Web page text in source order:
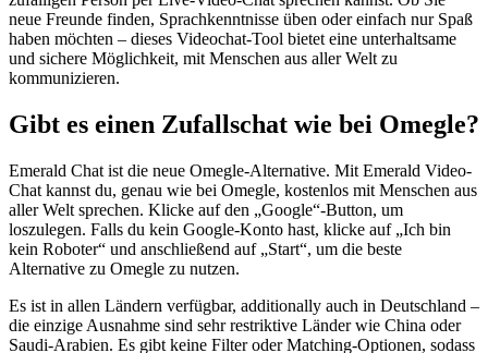
neue Freunde finden, Sprachkenntnisse üben oder einfach nur Spaß
haben möchten – dieses Videochat-Tool bietet eine unterhaltsame
und sichere Möglichkeit, mit Menschen aus aller Welt zu
kommunizieren.
Gibt es einen Zufallschat wie bei Omegle?
Emerald Chat ist die neue Omegle-Alternative. Mit Emerald Video-
Chat kannst du, genau wie bei Omegle, kostenlos mit Menschen aus
aller Welt sprechen. Klicke auf den „Google“-Button, um
loszulegen. Falls du kein Google-Konto hast, klicke auf „Ich bin
kein Roboter“ und anschließend auf „Start“, um die beste
Alternative zu Omegle zu nutzen.
Es ist in allen Ländern verfügbar, additionally auch in Deutschland –
die einzige Ausnahme sind sehr restriktive Länder wie China oder
Saudi-Arabien. Es gibt keine Filter oder Matching-Optionen, sodass